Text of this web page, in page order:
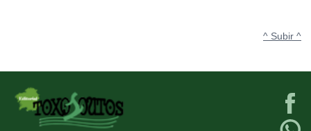
^ Subir ^